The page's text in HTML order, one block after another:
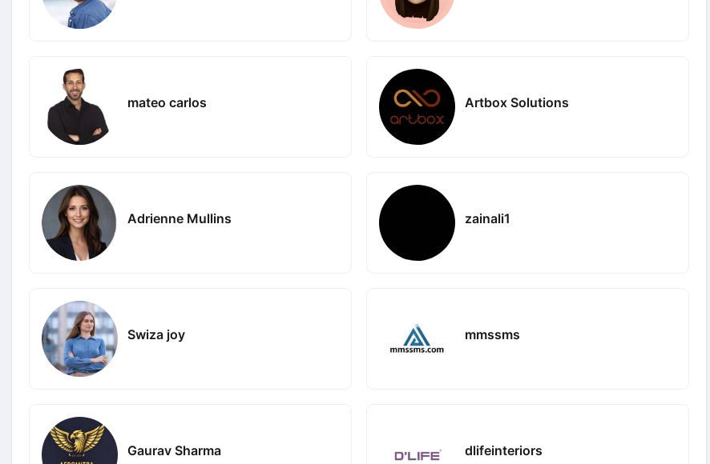
mateo carlos Artbox Solutions
Adrienne Mullins zainali1
Swiza joy mmssms
Gaurav Sharma dlifeinteriors